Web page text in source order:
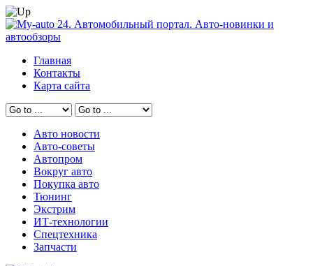
Главная
Контакты
Карта сайта
Авто новости
Авто-советы
Автопром
Вокруг авто
Покупка авто
Тюнинг
Экстрим
ИТ-технологии
Спецтехника
Запчасти